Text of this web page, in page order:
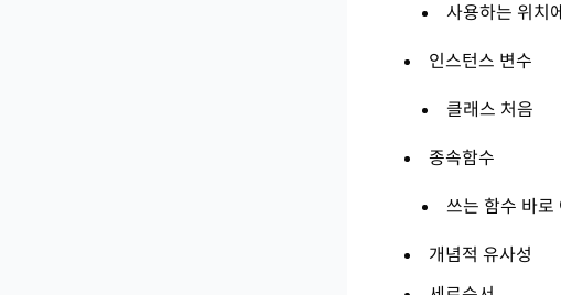
사용하는 위치
인스턴스 변수
클래스 처음
종속함수
쓰는 함수 바로
개념적 유사성